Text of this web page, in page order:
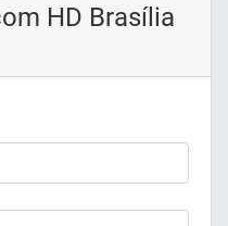
HD Brasília